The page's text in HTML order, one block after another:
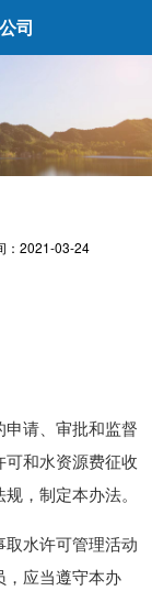
司
：2021-03-24
请、审批和监督
和水资源费征收
，制定本办法。
水许可管理活动
，应当遵守本办